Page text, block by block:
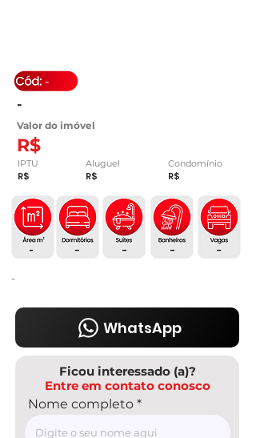
-
Valor do imóvel
R$
-
IPTU
R$
Aluguel Condomínio
R$ R$
-
-
- - -
-
WhatsApp
Ficou interessado (a)?
Entre em contato conosco
Nome completo